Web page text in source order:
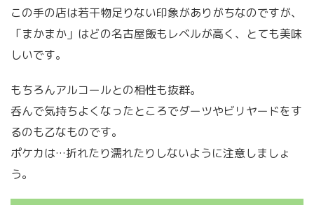
この手の店は若干物足りない印象がありがちなのですが、
「まかまか」はどの名古屋飯もレベルが高く、とても美味
しいです。
もちろんアルコールとの相性も抜群。
呑んで気持ちよくなったところでダーツやビリヤードをす
るのも乙なものです。
ポケカは…折れたり濡れたりしないように注意しましょ
う。